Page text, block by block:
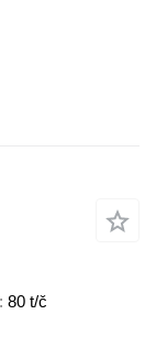
80 t/č